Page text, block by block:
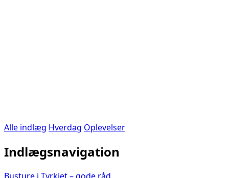
Alle indlæg Hverdag Oplevelser
Indlægsnavigation